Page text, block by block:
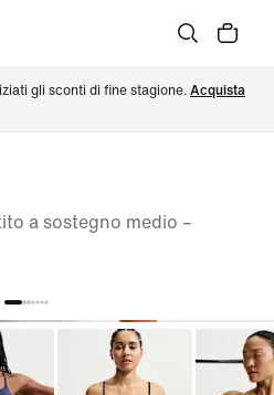
gli sconti di fine stagione. Acquista
a sostegno medio –